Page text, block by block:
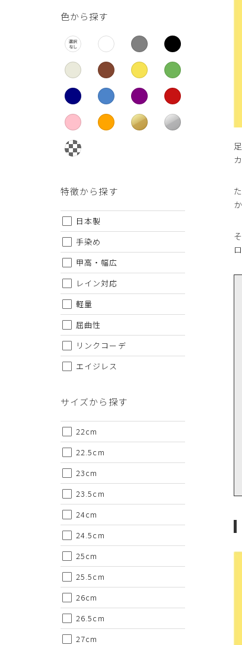
色から探す
特徴から探す
日本製
手染め
甲高・幅広
レイン対応
軽量
屈曲性
リンクコーデ
エイジレス
サイズから探す
22cm
22.5cm
23cm
23.5cm
24cm
24.5cm
25cm
25.5cm
26cm
26.5cm
27cm